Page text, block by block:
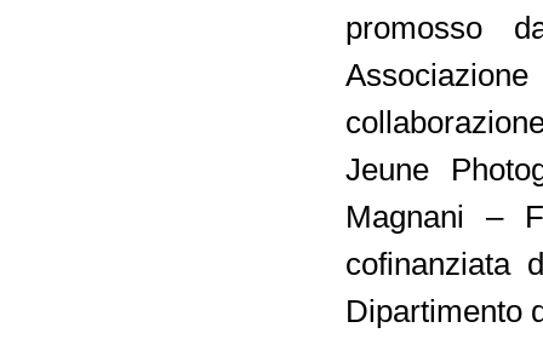
promosso
Jeune
Magnani –
cofinanziata
Dipartimento